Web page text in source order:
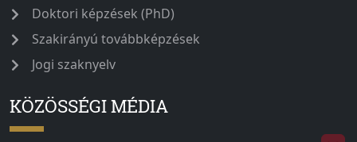
Doktori képzések (PhD)
Szakirányú továbbképzések
Jogi szaknyelv
KÖZÖSSÉGI MÉDIA